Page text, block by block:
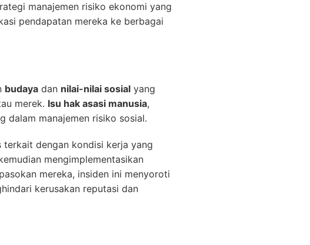
manajemen risiko ekonomi yang
pendapatan mereka ke berbagai
budaya dan nilai-nilai sosial yang
merek. Isu hak asasi manusia,
dalam manajemen risiko sosial.
dengan kondisi kerja yang
mengimplementasikan
mereka, insiden ini menyoroti
kerusakan reputasi dan